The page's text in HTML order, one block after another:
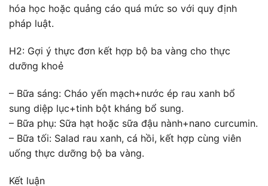
hóa học hoặc quảng cáo quá mức so với quy định
pháp luật.
H2: Gợi ý thực đơn kết hợp bộ ba vàng cho thực
dưỡng khoẻ
– Bữa sáng: Cháo yến mạch+nước ép rau xanh bổ
sung diệp lục+tinh bột kháng bổ sung.
– Bữa phụ: Sữa hạt hoặc sữa đậu nành+nano curcumin.
– Bữa tối: Salad rau xanh, cá hồi, kết hợp cùng viên
uống thực dưỡng bộ ba vàng.
Kết luận